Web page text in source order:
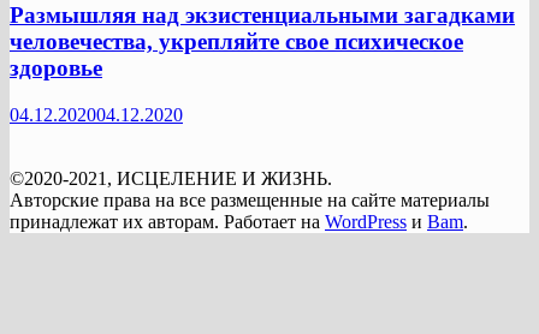
Размышляя над экзистенциальными загадками
человечества, укрепляйте свое психическое
здоровье
04.12.202004.12.2020
©2020-2021, ИСЦЕЛЕНИЕ И ЖИЗНЬ.
Авторские права на все размещенные на сайте материалы
принадлежат их авторам. Работает на WordPress и Bam.